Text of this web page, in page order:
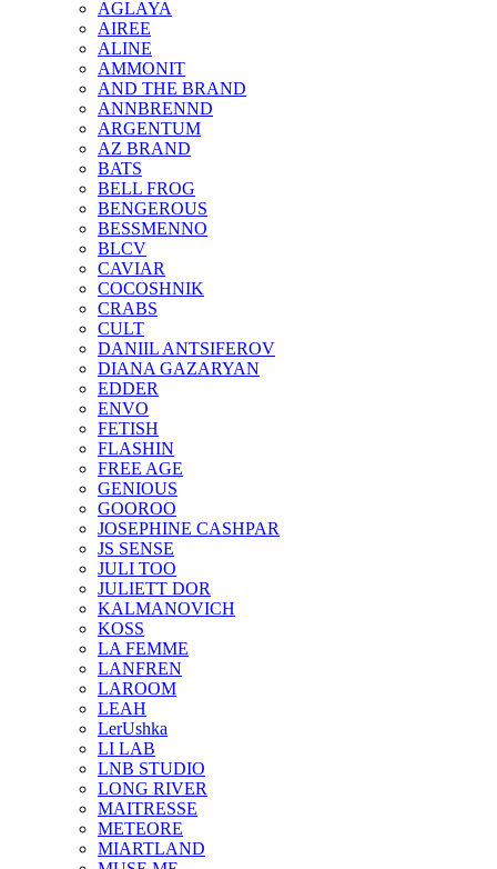
AGLAYA
AIREE
ALINE
AMMONIT
AND THE BRAND
ANNBRENND
ARGENTUM
AZ BRAND
BATS
BELL FROG
BENGEROUS
BESSMENNO
BLCV
CAVIAR
COCOSHNIK
CRABS
CULT
DANIIL ANTSIFEROV
DIANA GAZARYAN
EDDER
ENVO
FETISH
FLASHIN
FREE AGE
GENIOUS
GOOROO
JOSEPHINE CASHPAR
JS SENSE
JULI TOO
JULIETT DOR
KALMANOVICH
KOSS
LA FEMME
LANFREN
LAROOM
LEAH
LerUshka
LI LAB
LNB STUDIO
LONG RIVER
MAITRESSE
METEORE
MIARTLAND